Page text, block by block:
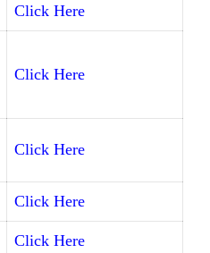
Click Here
Click Here
Click Here
Click Here
Click Here